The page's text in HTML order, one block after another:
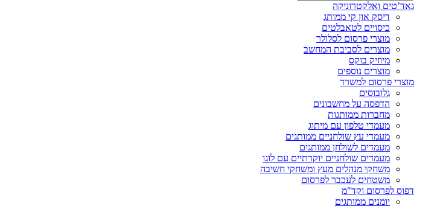
גאד’טים ואלקטרוניקה
דיסק און קי ממותג
כיסויים לטאבלטים
מוצרי פרסום לסלולר
מוצרים לסביבת המחשב
מיוזיק בוקס
מוצרים נוספים
מוצרי פרסום למשרד
גלובוסים
הדפסה על מחשבונים
מחברות ממותגות
מעמדי טלפון עם מיתוג
מעמדי עץ שולחניים ממותגים
מעמדים לשולחן ממותגים
מעמדים שולחניים יוקרתיים עם לוגו
משחקי מנהלים מעץ ומשחקי חשיבה
משטחים לעכבר לפרסום
דפוס לפרסום וקד"מ
יומנים ממותגים